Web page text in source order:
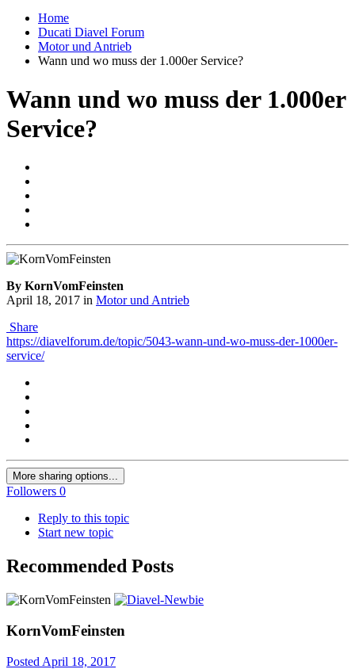
Home
Ducati Diavel Forum
Motor und Antrieb
Wann und wo muss der 1.000er Service?
Wann und wo muss der 1.000er
Service?
By KornVomFeinsten
April 18, 2017 in Motor und Antrieb
Share
https://diavelforum.de/topic/5043-wann-und-wo-muss-der-1000er-
service/
More sharing options...
Followers 0
Reply to this topic
Start new topic
Recommended Posts
KornVomFeinsten
Posted April 18, 2017